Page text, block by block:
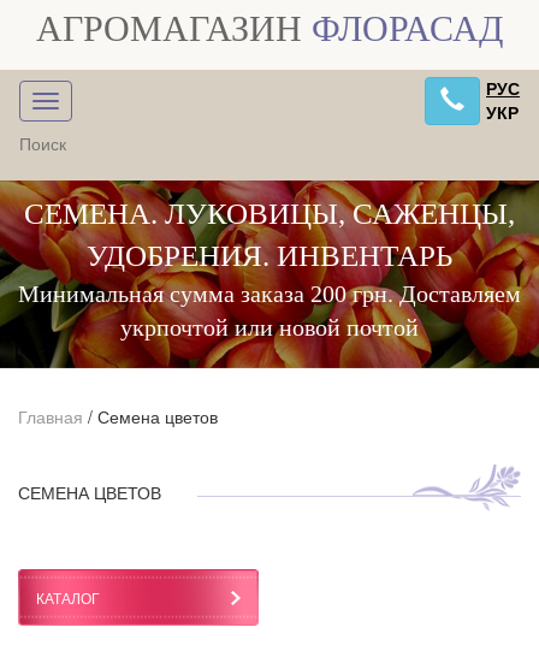
АГРОМАГАЗИН ФЛОРАСАД
РУС
УКР
СЕМЕНА. ЛУКОВИЦЫ, САЖЕНЦЫ,
УДОБРЕНИЯ. ИНВЕНТАРЬ
Минимальная сумма заказа 200 грн. Доставляем
укрпочтой или новой почтой
Главная / Семена цветов
СЕМЕНА ЦВЕТОВ
КАТАЛОГ